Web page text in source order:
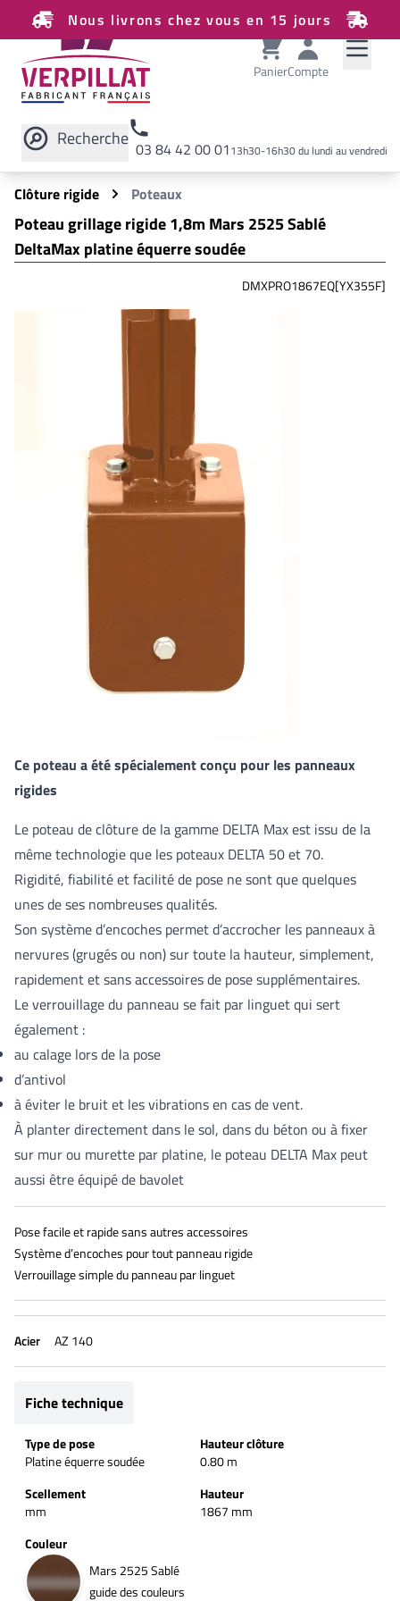
Nous livrons chez vous en 15 jours
PanierCompte
Recherche 03 84 42 00 0113h30-16h30 du lundi au vendredi
Rechercher sur le site
Clôture rigide
Poteaux
Poteau grillage rigide 1,8m Mars 2525 Sablé
DeltaMax platine équerre soudée
DMXPRO1867EQ[YX355F]
Ce poteau a été spécialement conçu pour les panneaux
rigides
Le poteau de clôture de la gamme DELTA Max est issu de la
même technologie que les poteaux DELTA 50 et 70.
Rigidité, fiabilité et facilité de pose ne sont que quelques
unes de ses nombreuses qualités.
Son système d’encoches permet d’accrocher les panneaux à
nervures (grugés ou non) sur toute la hauteur, simplement,
rapidement et sans accessoires de pose supplémentaires.
Le verrouillage du panneau se fait par linguet qui sert
également :
au calage lors de la pose
d’antivol
à éviter le bruit et les vibrations en cas de vent.
À planter directement dans le sol, dans du béton ou à fixer
sur mur ou murette par platine, le poteau DELTA Max peut
aussi être équipé de bavolet
Pose facile et rapide sans autres accessoires
Système d’encoches pour tout panneau rigide
Verrouillage simple du panneau par linguet
Acier AZ 140
Fiche technique
Type de pose
Platine équerre soudée
Hauteur clôture
0.80 m
Scellement
mm
Hauteur
1867 mm
Couleur
Mars 2525 Sablé
guide des couleurs